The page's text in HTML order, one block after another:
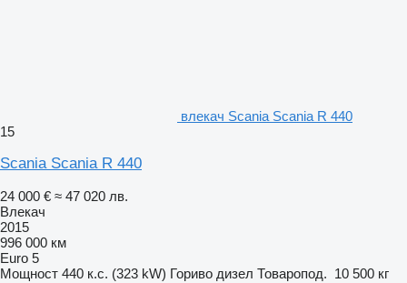
влекач Scania Scania R 440
15
Scania Scania R 440
24 000 € ≈ 47 020 лв.
Влекач
2015
996 000 км
Euro 5
Мощност 440 к.с. (323 kW) Гориво дизел Товаропод. 10 500 кг